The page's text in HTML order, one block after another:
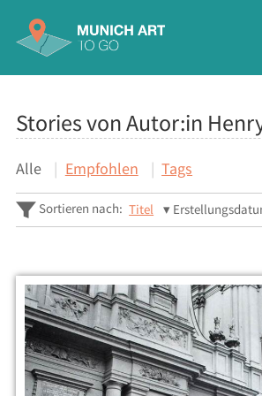
Stories von Autor:in
Alle Empfohlen Tags
Sortieren nach: Titel